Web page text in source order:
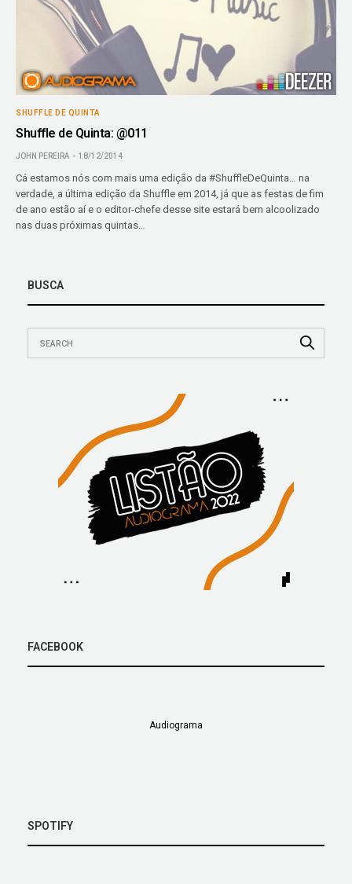
SHUFFLE DE QUINTA
Shuffle de Quinta: @011
JOHN PEREIRA 18/12/2014
Cá estamos nós com mais uma edição da #ShuffleDeQuinta… na
verdade, a última edição da Shuffle em 2014, já que as festas de fim
de ano estão aí e o editor-chefe desse site estará bem alcoolizado
nas duas próximas quintas…
BUSCA
FACEBOOK
Audiograma
SPOTIFY